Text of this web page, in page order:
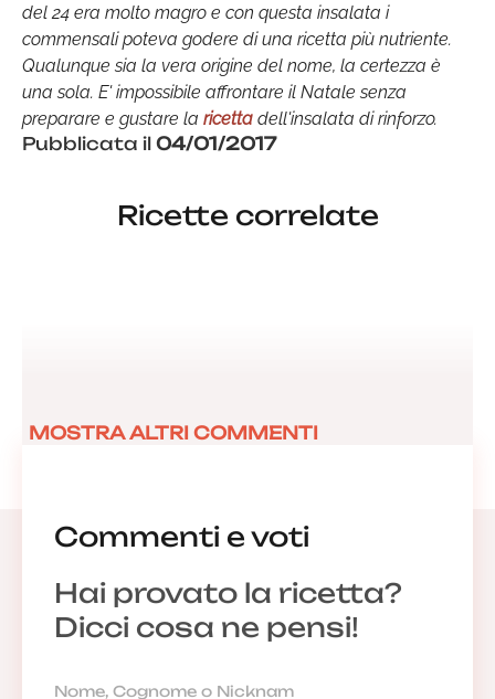
del 24 era molto magro e con questa insalata i
commensali poteva godere di una ricetta più nutriente.
Qualunque sia la vera origine del nome, la certezza è
una sola. E' impossibile affrontare il Natale senza
preparare e gustare la ricetta dell'insalata di rinforzo.
Pubblicata il 04/01/2017
Ricette correlate
Commenti e voti
Hai provato la ricetta?
Dicci cosa ne pensi!
MOSTRA ALTRI COMMENTI